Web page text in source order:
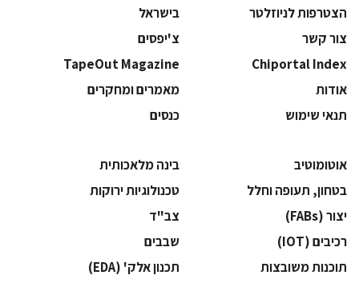
הצטרפות לניוזלטר
בישראל
צור קשר
צ'יפסים
Chiportal Index
TapeOut Magazine
אודות
מאמרים ומחקרים
תנאי שימוש
כנסים
אוטומוטיב
בינה מלאכותית
בטחון, תעופה וחלל
‫טכנולוגיות ירוקות‬
‫יצור (‪(FABs‬‬
‫צב"ד‬
‫רכיבים‬ (IOT)
‫שבבים‬
‫תוכנות משובצות‬
‫תכנון אלק' (‪(EDA‬‬